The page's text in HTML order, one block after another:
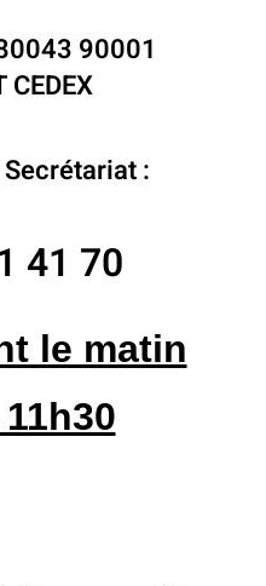
90001
CEDEX
:
41 70
le matin